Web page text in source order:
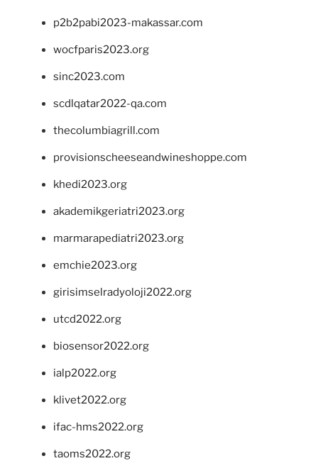
p2b2pabi2023-makassar.com
wocfparis2023.org
sinc2023.com
scdlqatar2022-qa.com
thecolumbiagrill.com
provisionscheeseandwineshoppe.com
khedi2023.org
akademikgeriatri2023.org
marmarapediatri2023.org
emchie2023.org
girisimselradyoloji2022.org
utcd2022.org
biosensor2022.org
ialp2022.org
klivet2022.org
ifac-hms2022.org
taoms2022.org